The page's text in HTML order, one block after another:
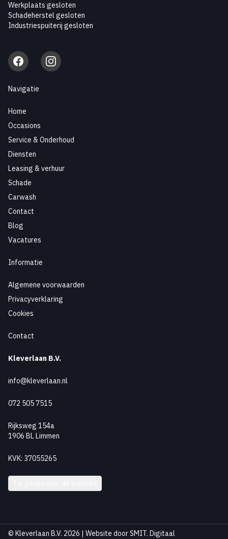
Werkplaats gesloten
Schadeherstel gesloten
Industriespuiterij gesloten
Facebook Instagram
Navigatie
Home
Occasions
Service & Onderhoud
Diensten
Leasing & verhuur
Schade
Carwash
Contact
Blog
Vacatures
Informatie
Algemene voorwaarden
Privacyverklaring
Cookies
Contact
Kleverlaan B.V.
info@kleverlaan.nl
072 505 7515
Rijksweg 154a
1906 BL Limmen
KVK: 37055265
© Kleverlaan B.V. 2026 | Website doorSMIT. Digitaal